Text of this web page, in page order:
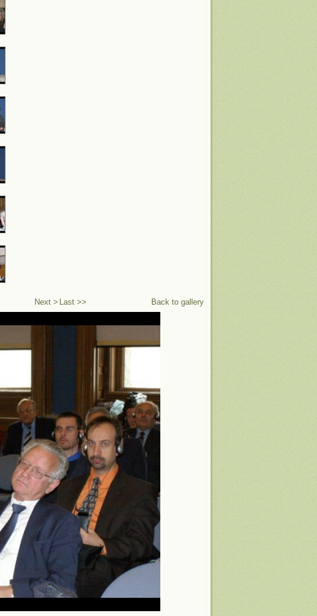
Next > Last >> Back to gallery